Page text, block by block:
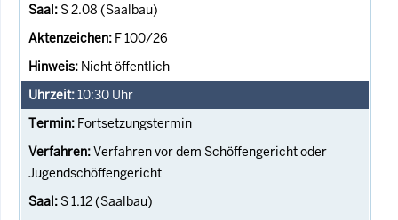
S 2.08 (Saalbau)
F 100/26
Nicht öffentlich
10:30 Uhr
Fortsetzungstermin
Verfahren vor dem Schöffengericht oder
Jugendschöffengericht
S 1.12 (Saalbau)